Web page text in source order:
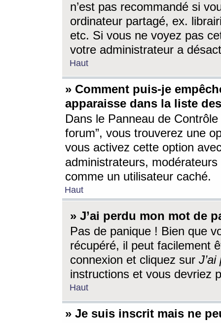
n’est pas recommandé si
ordinateur partagé, ex.
etc. Si vous ne voyez pas
votre administrateur a
Haut
» Comment puis-je
apparaisse dans la liste
Dans le Panneau de
forum”, vous trouverez une
vous activez cette option
administrateurs,
comme un utilisateur caché.
Haut
» J’ai perdu mon mot de
Pas de panique ! Bien que
récupéré, il peut facilement
connexion et cliquez sur
instructions et vous devriez
Haut
» Je suis inscrit mais ne